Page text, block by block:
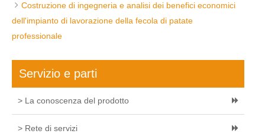
Costruzione di ingegneria e analisi dei benefici economici
dell'impianto di lavorazione della fecola di patate
professionale
Servizio e parti
> La conoscenza del prodotto
> Rete di servizi